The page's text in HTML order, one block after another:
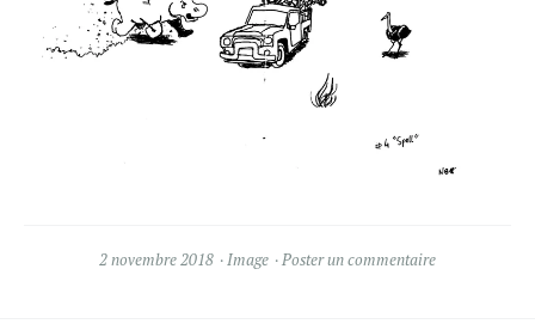
2 novembre 2018 Image Poster un commentaire